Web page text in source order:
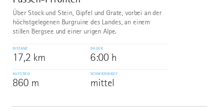
Über Stock und Stein, Gipfel und Grate, vorbei an der
höchstgelegenen Burgruine des Landes, an einem
stillen Bergsee und einer urigen Alpe.
DISTANZ
17,2 km
DAUER
6:00 h
AUFSTIEG
860 m
SCHWIERIGKEIT
mittel